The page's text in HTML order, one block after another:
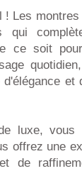
! Les
qui
ce soit
et
luxe, vous
offrez une
de